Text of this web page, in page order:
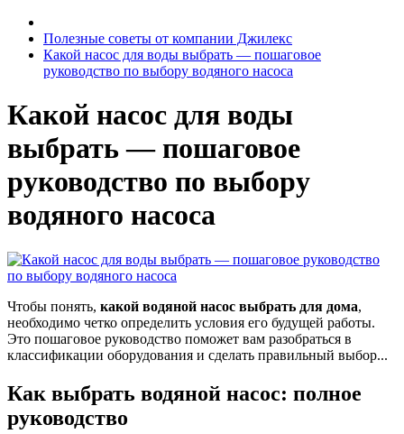
Полезные советы от компании Джилекс
Какой насос для воды выбрать — пошаговое
руководство по выбору водяного насоса
Какой насос для воды
выбрать — пошаговое
руководство по выбору
водяного насоса
Чтобы понять, какой водяной насос выбрать для дома,
необходимо четко определить условия его будущей работы.
Это пошаговое руководство поможет вам разобраться в
классификации оборудования и сделать правильный выбор...
Как выбрать водяной насос: полное
руководство